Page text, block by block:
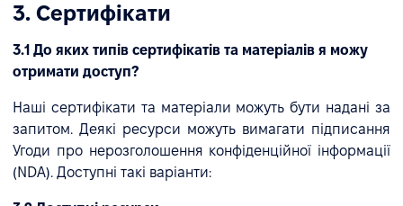
3. Сертифікати
3.1 До яких типів сертифікатів та матеріалів я можу
отримати доступ?
Наші сертифікати та матеріали можуть бути надані за
запитом. Деякі ресурси можуть вимагати підписання
Угоди про нерозголошення конфіденційної інформації
(NDA). Доступні такі варіанти: